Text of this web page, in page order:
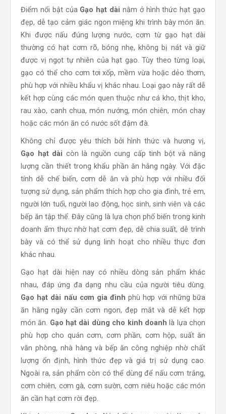
Điểm nổi bật của Gạo hạt dài nằm ở hình thức hạt gạo
đẹp, dễ tạo cảm giác ngon miệng khi trình bày món ăn.
Khi được nấu đúng lượng nước, cơm từ gạo hạt dài
thường có hạt cơm rõ, bóng nhẹ, không bị nát và giữ
được vị ngọt tự nhiên của hạt gạo. Tùy theo từng loại,
gạo có thể cho cơm tơi xốp, mềm vừa hoặc dẻo thơm,
phù hợp với nhiều khẩu vị khác nhau. Loại gạo này rất dễ
kết hợp cùng các món quen thuộc như cá kho, thịt kho,
rau xào, canh chua, món nướng, món chiên, món chay
hoặc các món ăn có nước sốt đậm đà.
Không chỉ được yêu thích bởi hình thức và hương vị,
Gạo hạt dài còn là nguồn cung cấp tinh bột và năng
lượng cần thiết trong khẩu phần ăn hằng ngày. Với đặc
tính dễ chế biến, cơm dễ ăn và phù hợp với nhiều đối
tượng sử dụng, sản phẩm thích hợp cho gia đình, trẻ em,
người lớn tuổi, người lao động, học sinh, sinh viên và các
bếp ăn tập thể. Đây cũng là lựa chọn phổ biến trong kinh
doanh ẩm thực nhờ hạt cơm đẹp, dễ chia suất, dễ trình
bày và có thể sử dụng linh hoạt cho nhiều thực đơn
khác nhau.
Gạo hạt dài hiện nay có nhiều dòng sản phẩm khác
nhau, đáp ứng đa dạng nhu cầu của người tiêu dùng.
Gạo hạt dài nấu cơm gia đình phù hợp với những bữa
ăn hằng ngày cần cơm ngon, đẹp mắt và dễ kết hợp
món ăn. Gạo hạt dài dùng cho kinh doanh là lựa chọn
phù hợp cho quán cơm, cơm phần, cơm hộp, suất ăn
văn phòng, nhà hàng và bếp ăn công nghiệp nhờ chất
lượng ổn định, hình thức đẹp và giá trị sử dụng cao.
Ngoài ra, sản phẩm còn có thể dùng để nấu cơm trắng,
cơm chiên, cơm gà, cơm sườn, cơm niêu hoặc các món
ăn cần hạt cơm rời đẹp.